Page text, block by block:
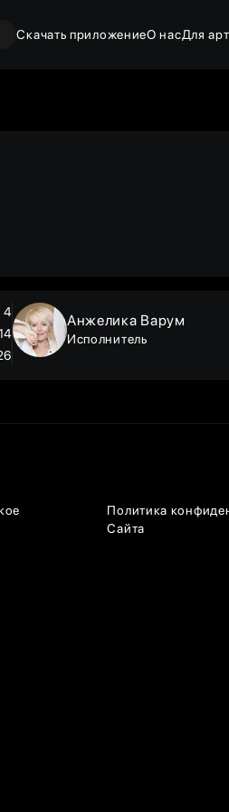
Скачать приложениеО насДля
4
Анжелика Варум
Исполнитель
Политика
Сайта